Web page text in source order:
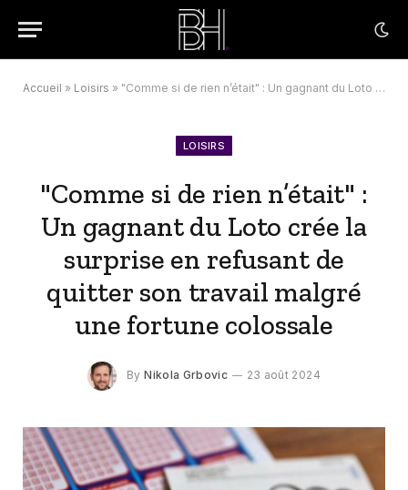
Accueil » Loisirs » "Comme si de rien n’était" : Un gagnant du Loto crée la surprise en refusant de quitter son travail malgré une fortune colossale
LOISIRS
"Comme si de rien n’était" :
Un gagnant du Loto crée la
surprise en refusant de
quitter son travail malgré
une fortune colossale
By Nikola Grbovic 23 août 2024